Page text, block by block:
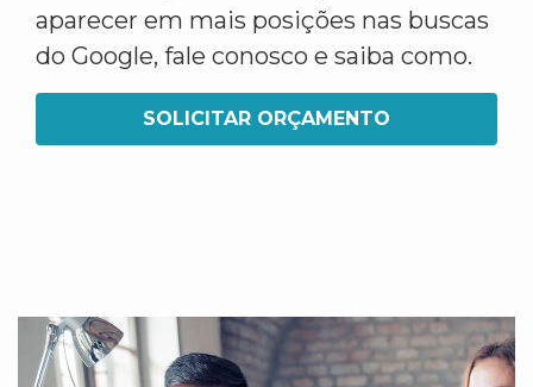
aparecer em mais posições nas buscas
do Google, fale conosco e saiba como.
SOLICITAR ORÇAMENTO